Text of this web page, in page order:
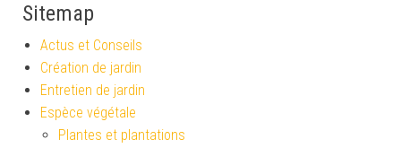
Sitemap
Actus et Conseils
Création de jardin
Entretien de jardin
Espèce végétale
Plantes et plantations